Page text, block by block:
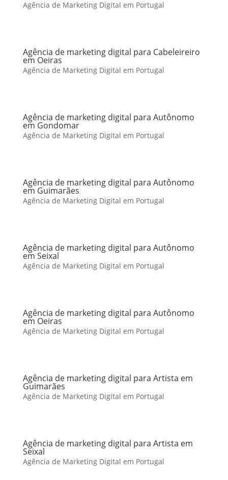
Agência de Marketing Digital em Portugal
Agência de marketing digital para Cabeleireiro
em Oeiras
Agência de Marketing Digital em Portugal
Agência de marketing digital para Autônomo
em Gondomar
Agência de Marketing Digital em Portugal
Agência de marketing digital para Autônomo
em Guimarães
Agência de Marketing Digital em Portugal
Agência de marketing digital para Autônomo
em Seixal
Agência de Marketing Digital em Portugal
Agência de marketing digital para Autônomo
em Oeiras
Agência de Marketing Digital em Portugal
Agência de marketing digital para Artista em
Guimarães
Agência de Marketing Digital em Portugal
Agência de marketing digital para Artista em
Seixal
Agência de Marketing Digital em Portugal